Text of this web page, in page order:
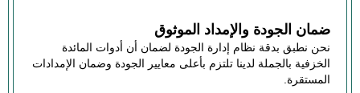
ضمان الجودة والإمداد الموثوق
نحن نطبق بدقة نظام إدارة الجودة لضمان أن أدوات المائدة
الخزفية بالجملة لدينا تلتزم بأعلى معايير الجودة وضمان الإمدادات
المستقرة.